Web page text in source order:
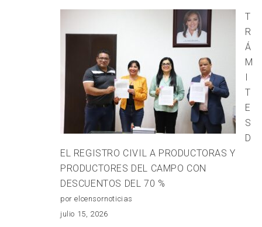
La
legado
de
Diego
Alonso
González
Contreras
T
R
Á
M
I
T
E
S
D
EL REGISTRO CIVIL A PRODUCTORAS Y
PRODUCTORES DEL CAMPO CON
DESCUENTOS DEL 70 %
por elcensornoticias
julio 15, 2026